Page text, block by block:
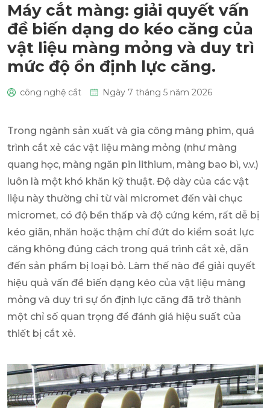
Máy cắt màng: giải quyết vấn
đề biến dạng do kéo căng của
vật liệu màng mỏng và duy trì
mức độ ổn định lực căng.
công nghệ cắt Ngày 7 tháng 5 năm 2026
Trong ngành sản xuất và gia công màng phim, quá
trình cắt xẻ các vật liệu màng mỏng (như màng
quang học, màng ngăn pin lithium, màng bao bì, v.v.)
luôn là một khó khăn kỹ thuật. Độ dày của các vật
liệu này thường chỉ từ vài micromet đến vài chục
micromet, có độ bền thấp và độ cứng kém, rất dễ bị
kéo giãn, nhăn hoặc thậm chí đứt do kiểm soát lực
căng không đúng cách trong quá trình cắt xẻ, dẫn
đến sản phẩm bị loại bỏ. Làm thế nào để giải quyết
hiệu quả vấn đề biến dạng kéo của vật liệu màng
mỏng và duy trì sự ổn định lực căng đã trở thành
một chỉ số quan trọng để đánh giá hiệu suất của
thiết bị cắt xẻ.